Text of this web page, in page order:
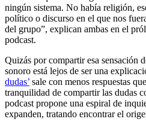
ningún sistema. No había religión,
político o discurso en el que nos
del grupo”, explican ambas en el
podcast.
Quizás por compartir esa sensación
sonoro está lejos de ser una
dudas’ sale con menos respuestas
tranquilidad de compartir las dudas
podcast propone una espiral de
expanden, tratando encontrar el